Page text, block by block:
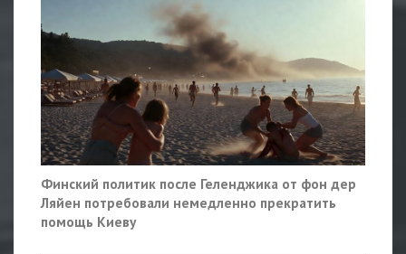
Финский политик после Геленджика от фон дер
Ляйен потребовали немедленно прекратить
помощь Киеву